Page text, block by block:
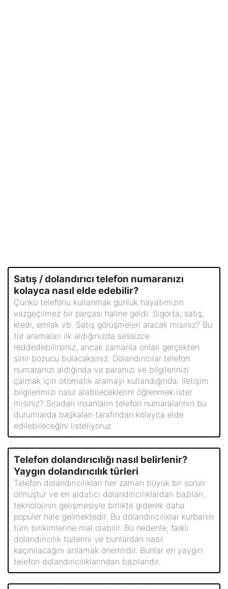
Satış / dolandırıcı telefon numaranızı
kolayca nasıl elde edebilir?
Çünkü telefonu kullanmak günlük hayatımızın
vazgeçilmez bir parçası haline geldi. Sigorta, satış,
kredi, emlak vb. Satış görüşmeleri alacak mısınız? Bu
tür aramaları ilk aldığınızda sessizce
reddedebilirsiniz, ancak zamanla onları gerçekten
sinir bozucu bulacaksınız. Dolandırıcılar telefon
numaranızı aldığında ve paranızı ve bilgilerinizi
çalmak için otomatik aramayı kullandığında. İletişim
bilgilerimizi nasıl alabileceklerini öğrenmek ister
misiniz? Sıradan insanların telefon numaralarının bu
durumlarda başkaları tarafından kolayca elde
edilebileceğini listeliyoruz.
Telefon dolandırıcılığı nasıl belirlenir?
Yaygın dolandırıcılık türleri
Telefon dolandırıcılıkları her zaman büyük bir sorun
olmuştur ve en aldatıcı dolandırıcılıklardan bazıları,
teknolojinin gelişmesiyle birlikte giderek daha
popüler hale gelmektedir. Bu dolandırıcılıklar kurbanın
tüm birikimlerine mal olabilir. Bu nedenle, farklı
dolandırıcılık türlerini ve bunlardan nasıl
kaçınılacağını anlamak önemlidir. Bunlar en yaygın
telefon dolandırıcılıklarından bazılarıdır.